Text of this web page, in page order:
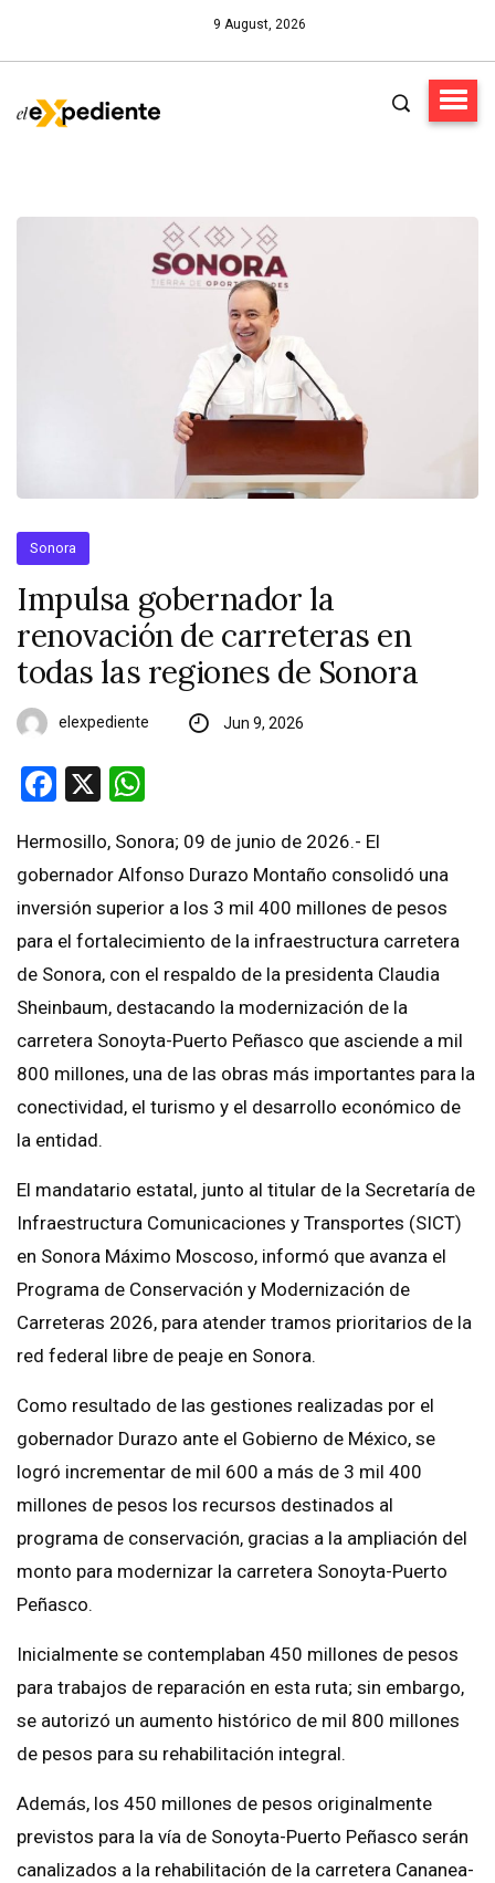
9 August, 2026
Sonora
Impulsa gobernador la
renovación de carreteras en
todas las regiones de Sonora
elexpediente Jun 9, 2026
Facebook
X
Hermosillo, Sonora; 09 de junio de 2026.- El
gobernador Alfonso Durazo Montaño consolidó una
inversión superior a los 3 mil 400 millones de pesos
para el fortalecimiento de la infraestructura carretera
de Sonora, con el respaldo de la presidenta Claudia
Sheinbaum, destacando la modernización de la
carretera Sonoyta-Puerto Peñasco que asciende a mil
800 millones, una de las obras más importantes para la
conectividad, el turismo y el desarrollo económico de
la entidad.
El mandatario estatal, junto al titular de la Secretaría de
Infraestructura Comunicaciones y Transportes (SICT)
en Sonora Máximo Moscoso, informó que avanza el
Programa de Conservación y Modernización de
Carreteras 2026, para atender tramos prioritarios de la
red federal libre de peaje en Sonora.
Como resultado de las gestiones realizadas por el
gobernador Durazo ante el Gobierno de México, se
logró incrementar de mil 600 a más de 3 mil 400
millones de pesos los recursos destinados al
programa de conservación, gracias a la ampliación del
monto para modernizar la carretera Sonoyta-Puerto
Peñasco.
Inicialmente se contemplaban 450 millones de pesos
para trabajos de reparación en esta ruta; sin embargo,
se autorizó un aumento histórico de mil 800 millones
de pesos para su rehabilitación integral.
Además, los 450 millones de pesos originalmente
previstos para la vía de Sonoyta-Puerto Peñasco serán
canalizados a la rehabilitación de la carretera Cananea-